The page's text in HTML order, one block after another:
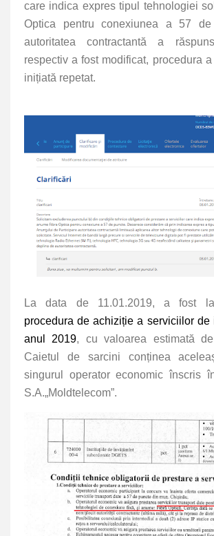
care indica expres tipul tehnologiei
Optica pentru conexiunea a 57
autoritatea contractantă a
respectiv a fost modificat, procedura
inițiată repetat.
La data de 11.01.2019, a fost
procedura de achiziție a serviciilor de
anul 2019, cu valoarea estimată
Caietul de sarcini conținea
singurul operator economic înscris
S.A.„Moldtelecom”.